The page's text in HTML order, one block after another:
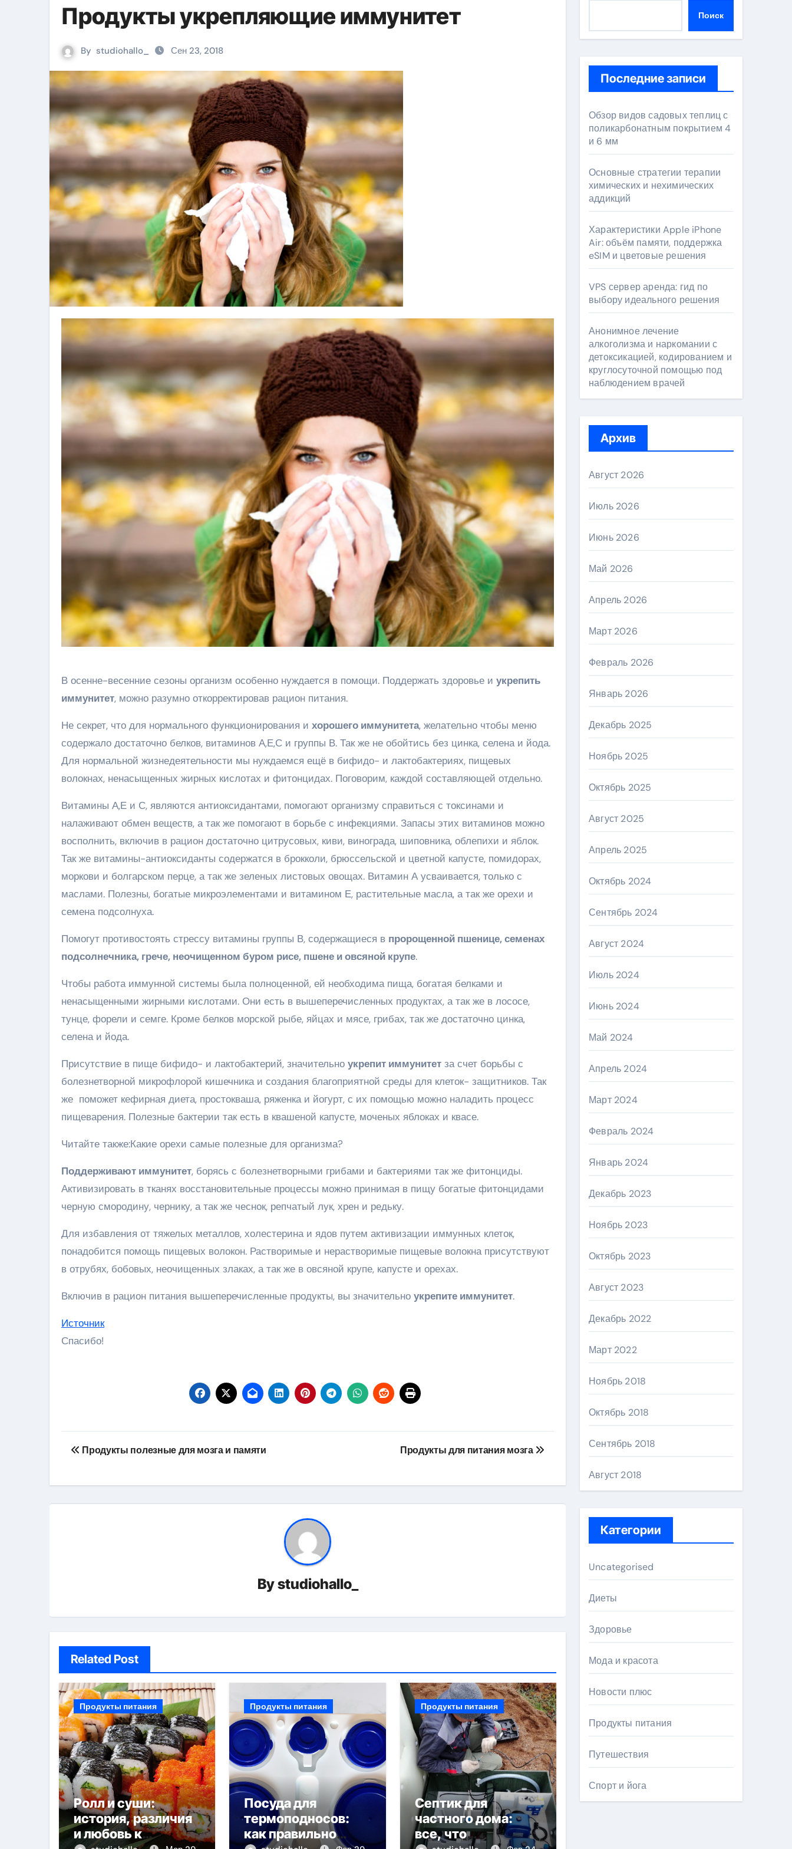
Продукты укрепляющие иммунитет
By studiohallo_ Сен 23, 2018
В осенне-весенние сезоны организм особенно нуждается в помощи. Поддержать здоровье и укрепить
иммунитет, можно разумно откорректировав рацион питания.
Не секрет, что для нормального функционирования и хорошего иммунитета, желательно чтобы меню
содержало достаточно белков, витаминов А,Е,С и группы В. Так же не обойтись без цинка, селена и йода.
Для нормальной жизнедеятельности мы нуждаемся ещё в бифидо- и лактобактериях, пищевых
волокнах, ненасыщенных жирных кислотах и фитонцидах. Поговорим, каждой составляющей отдельно.
Витамины А,Е и С, являются антиоксидантами, помогают организму справиться с токсинами и
налаживают обмен веществ, а так же помогают в борьбе с инфекциями. Запасы этих витаминов можно
восполнить, включив в рацион достаточно цитрусовых, киви, винограда, шиповника, облепихи и яблок.
Так же витамины-антиоксиданты содержатся в брокколи, брюссельской и цветной капусте, помидорах,
моркови и болгарском перце, а так же зеленых листовых овощах. Витамин А усваивается, только с
маслами. Полезны, богатые микроэлементами и витамином Е, растительные масла, а так же орехи и
семена подсолнуха.
Помогут противостоять стрессу витамины группы В, содержащиеся в пророщенной пшенице, семенах
подсолнечника, грече, неочищенном буром рисе, пшене и овсяной крупе.
Чтобы работа иммунной системы была полноценной, ей необходима пища, богатая белками и
ненасыщенными жирными кислотами. Они есть в вышеперечисленных продуктах, а так же в лососе,
тунце, форели и семге. Кроме белков морской рыбе, яйцах и мясе, грибах, так же достаточно цинка,
селена и йода.
Присутствие в пище бифидо- и лактобактерий, значительно укрепит иммунитет за счет борьбы с
болезнетворной микрофлорой кишечника и создания благоприятной среды для клеток- защитников. Так
же поможет кефирная диета, простокваша, ряженка и йогурт, с их помощью можно наладить процесс
пищеварения. Полезные бактерии так есть в квашеной капусте, моченых яблоках и квасе.
Читайте также:Какие орехи самые полезные для организма?
Поддерживают иммунитет, борясь с болезнетворными грибами и бактериями так же фитонциды.
Активизировать в тканях восстановительные процессы можно принимая в пищу богатые фитонцидами
черную смородину, чернику, а так же чеснок, репчатый лук, хрен и редьку.
Для избавления от тяжелых металлов, холестерина и ядов путем активизации иммунных клеток,
понадобится помощь пищевых волокон. Растворимые и нерастворимые пищевые волокна присутствуют
в отрубях, бобовых, неочищенных злаках, а так же в овсяной крупе, капусте и орехах.
Включив в рацион питания вышеперечисленные продукты, вы значительно укрепите иммунитет.
Источник
Спасибо!
Навигация
записям
Продукты полезные для мозга и памяти Продукты для питания мозга
Bystudiohallo_
Related Post
Продукты питания
Ролл и суши:
история, различия
и любовь к
Продукты питания
Посуда для
термоподносов:
как правильно
Продукты питания
Септик для
частного дома:
все, что
Поиск
Последние записи
Обзор видов садовых теплиц с
поликарбонатным покрытием 4
и 6 мм
Основные стратегии терапии
химических и нехимических
аддикций
Характеристики Apple iPhone
Air: объём памяти, поддержка
eSIM и цветовые решения
VPS сервер аренда: гид по
выбору идеального решения
Анонимное лечение
алкоголизма и наркомании с
детоксикацией, кодированием и
круглосуточной помощью под
наблюдением врачей
Архив
Август 2026
Июль 2026
Июнь 2026
Май 2026
Апрель 2026
Март 2026
Февраль 2026
Январь 2026
Декабрь 2025
Ноябрь 2025
Октябрь 2025
Август 2025
Апрель 2025
Октябрь 2024
Сентябрь 2024
Август 2024
Июль 2024
Июнь 2024
Май 2024
Апрель 2024
Март 2024
Февраль 2024
Январь 2024
Декабрь 2023
Ноябрь 2023
Октябрь 2023
Август 2023
Декабрь 2022
Март 2022
Ноябрь 2018
Октябрь 2018
Сентябрь 2018
Август 2018
Категории
Uncategorised
Диеты
Здоровье
Мода и красота
Новости плюс
Продукты питания
Путешествия
Спорт и йога